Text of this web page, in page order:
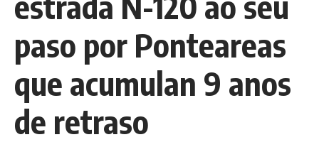
paso por Ponteareas
que acumulan 9 anos
de retraso